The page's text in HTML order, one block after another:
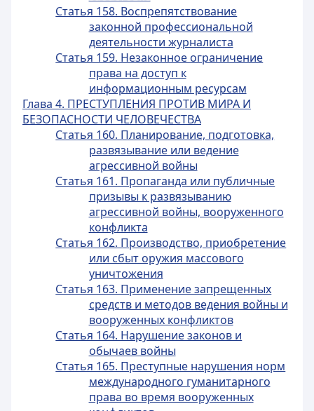
Статья 158. Воспрепятствование
законной профессиональной
деятельности журналиста
Статья 159. Незаконное ограничение
права на доступ к
информационным ресурсам
Глава 4. ПРЕСТУПЛЕНИЯ ПРОТИВ МИРА И
БЕЗОПАСНОСТИ ЧЕЛОВЕЧЕСТВА
Статья 160. Планирование, подготовка,
развязывание или ведение
агрессивной войны
Статья 161. Пропаганда или публичные
призывы к развязыванию
агрессивной войны, вооруженного
конфликта
Статья 162. Производство, приобретение
или сбыт оружия массового
уничтожения
Статья 163. Применение запрещенных
средств и методов ведения войны и
вооруженных конфликтов
Статья 164. Нарушение законов и
обычаев войны
Статья 165. Преступные нарушения норм
международного гуманитарного
права во время вооруженных